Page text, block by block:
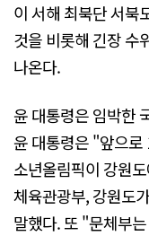
이 서해 최북단 서북
것을 비롯해 긴장 수
나온다.
윤 대통령은 임박한
윤 대통령은 "앞으로
소년올림픽이 강원
체육관광부, 강원도
말했다. 또 "문체부